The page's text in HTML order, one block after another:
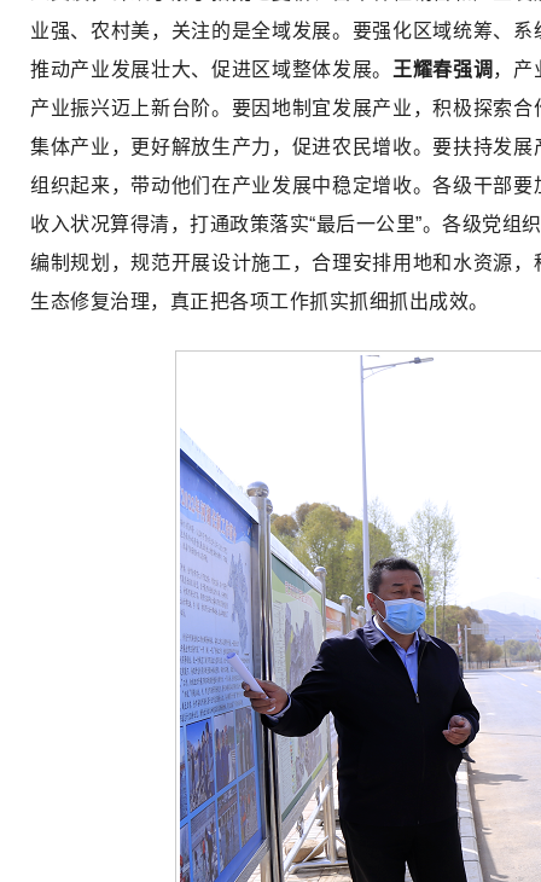
业强、农村美，关注的是全域发展。要强化区域统筹、
推动产业发展壮大、促进区域整体发展。
王耀春强调 ，产
产业振兴迈上新台阶。要因地制宜发展产业，积极探索
集体产业，更好解放生产力，促进农民增收。要扶持发
组织起来，带动他们在产业发展中稳定增收。各级干部
收入状况算得清，打通政策落实“最后一公里”。各级党
编制规划，规范开展设计施工，合理安排用地和水资源
生态修复治理，真正把各项工作抓实抓细抓出成效。